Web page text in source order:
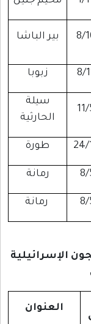
8/ بير الباشا
8/ زبوبا
سيلة
الحارثية
24/ طورة
8/
8/
الإسرائيلية
العنوان